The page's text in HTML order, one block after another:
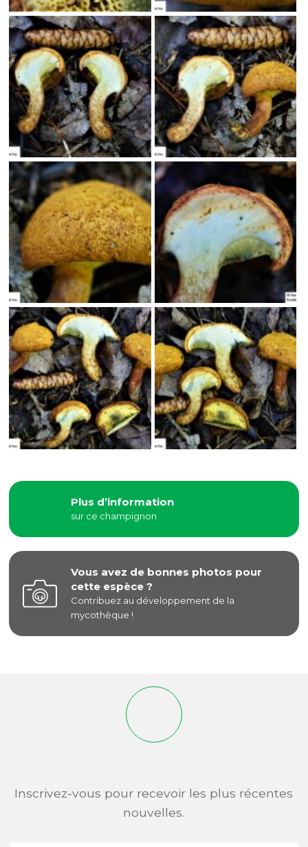
Plus d’information
sur ce champignon
Vous avez de bonnes photos pour
cette espèce ?
Contribuez au développement de la
mycothèque !
Inscrivez-vous pour recevoir les plus récentes
nouvelles.